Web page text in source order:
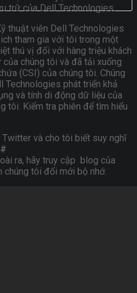
trữ của Dell Technologies.
thuật viên Dell Technologies
tham gia với tôi trong một
thú vị đối với hàng triệu khách
chúng tôi và đã tải xuống
(CSI) của chúng tôi. Chúng
Technologies phát triển khả
và tính di động dữ liệu của
tôi. Kiểm tra phiên để tìm hiểu
và cho tôi biết suy nghĩ
#
ra, hãy truy cập blog của
chúng tôi đổi mới bộ nhớ.